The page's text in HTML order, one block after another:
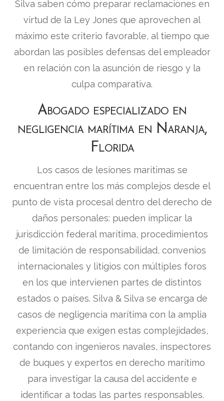
Silva saben cómo preparar reclamaciones en
virtud de la Ley Jones que aprovechen al
máximo este criterio favorable, al tiempo que
abordan las posibles defensas del empleador
en relación con la asunción de riesgo y la
culpa comparativa.
Abogado especializado en
negligencia marítima en Naranja,
Florida
Los casos de lesiones marítimas se
encuentran entre los más complejos desde el
punto de vista procesal dentro del derecho de
daños personales: pueden implicar la
jurisdicción federal marítima, procedimientos
de limitación de responsabilidad, convenios
internacionales y litigios con múltiples foros
en los que intervienen partes de distintos
estados o países. Silva & Silva se encarga de
casos de negligencia marítima con la amplia
experiencia que exigen estas complejidades,
contando con ingenieros navales, inspectores
de buques y expertos en derecho marítimo
para investigar la causa del accidente e
identificar a todas las partes responsables.